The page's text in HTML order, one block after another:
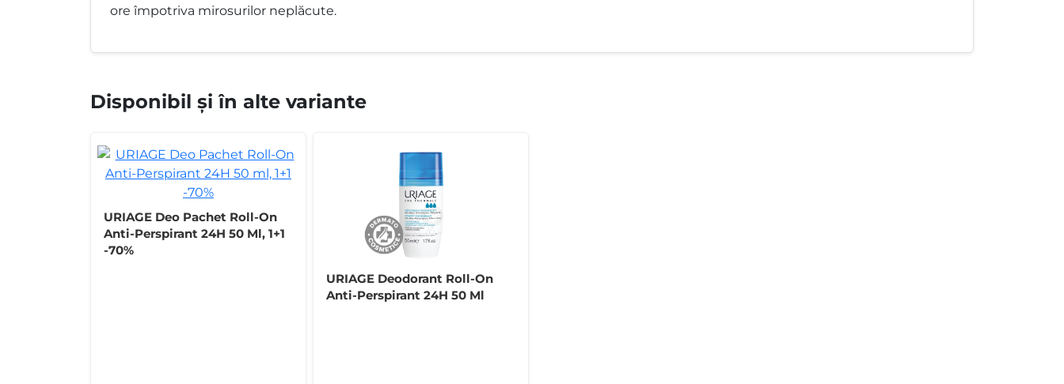
ore împotriva mirosurilor neplăcute.
Disponibil și în alte variante
URIAGE Deo Pachet Roll-On
Anti-Perspirant 24H 50 Ml, 1+1
-70%
URIAGE Deodorant Roll-On
Anti-Perspirant 24H 50 Ml